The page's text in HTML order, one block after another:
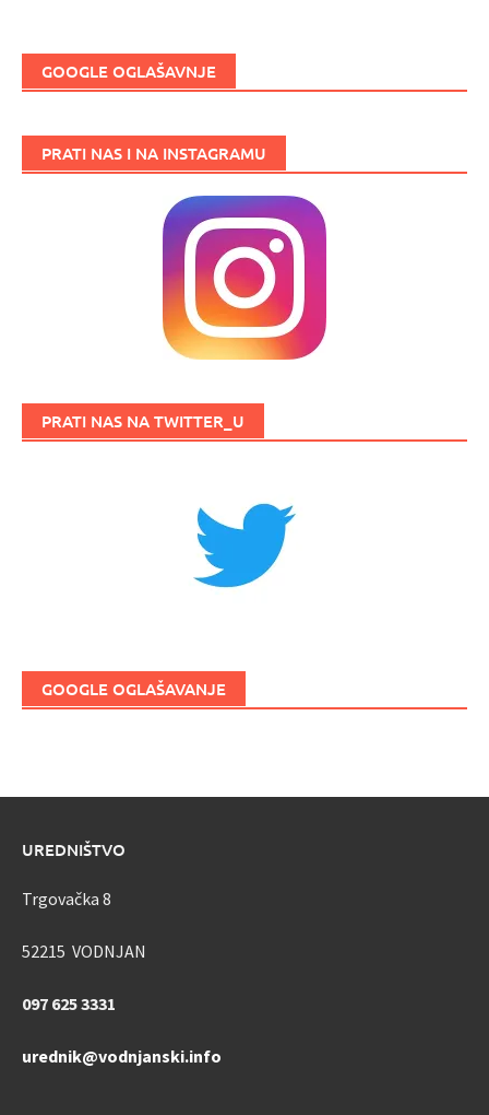
GOOGLE OGLAŠAVNJE
PRATI NAS I NA INSTAGRAMU
PRATI NAS NA TWITTER_U
GOOGLE OGLAŠAVANJE
UREDNIŠTVO
Trgovačka 8
52215 VODNJAN
097 625 3331
urednik@vodnjanski.info